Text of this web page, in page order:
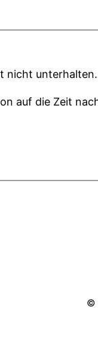
nicht unterhalten.
auf die Zeit
©